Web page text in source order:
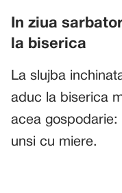
In ziua
la biserica
La slujba
aduc la biserica
acea
unsi cu miere.